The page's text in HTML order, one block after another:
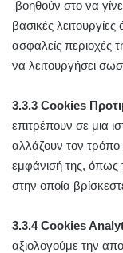
βοηθούν στο να
βασικές
ασφαλείς περιοχές
να λειτουργήσει
3.3.3 Cookies
επιτρέπουν σε μια
αλλάζουν τον τρόπο
εμφάνισή της, όπως
στην οποία
3.3.4 Cookies
αξιολογούμε την